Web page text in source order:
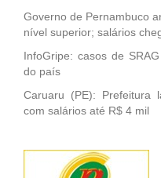
Governo de Pernambuco
nível superior; salários
InfoGripe: casos de
do país
Caruaru (PE): Prefeitura
com salários até R$ 4 mil